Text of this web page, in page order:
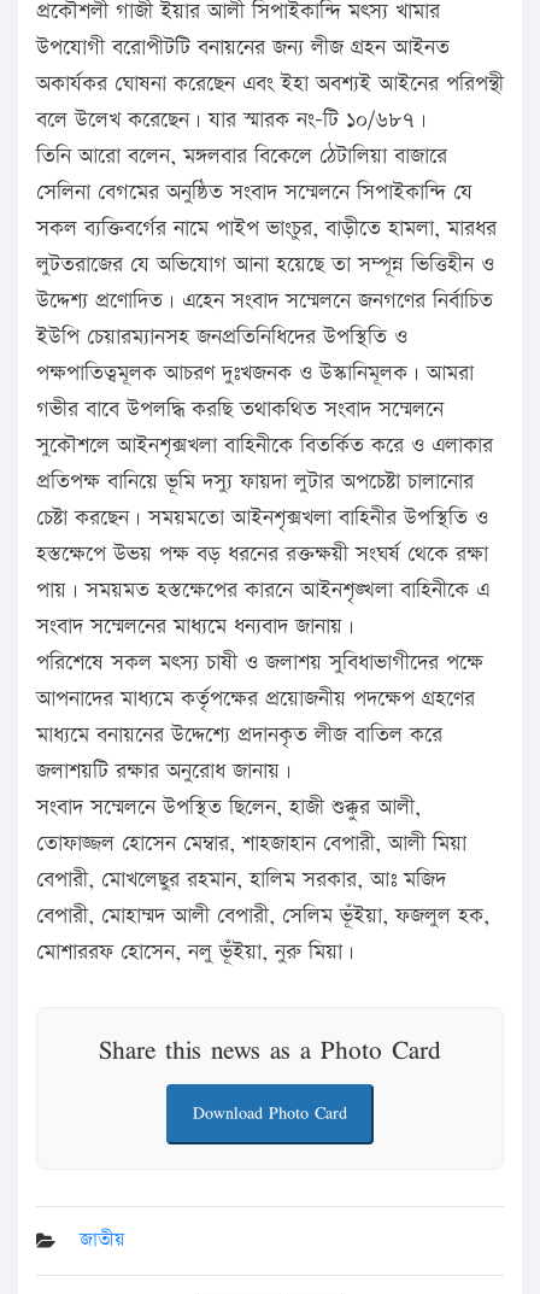
প্রকৌশলী গাজী ইয়ার আলী সিপাইকান্দি মৎস্য খামার
উপযোগী বরোপীটটি বনায়নের জন্য লীজ গ্রহন আইনত
অকার্যকর ঘোষনা করেছেন এবং ইহা অবশ্যই আইনের পরিপন্থী
বলে উলে­খ করেছেন। যার স্মারক নং-টি ১০/৬৮৭।
তিনি আরো বলেন, মঙ্গলবার বিকেলে ঠেটালিয়া বাজারে
সেলিনা বেগমের অনুষ্ঠিত সংবাদ সম্মেলনে সিপাইকান্দি যে
সকল ব্যক্তিবর্গের নামে পাইপ ভাংচুর, বাড়ীতে হামলা, মারধর
লুটতরাজের যে অভিযোগ আনা হয়েছে তা সম্পূন্ন ভিত্তিহীন ও
উদ্দেশ্য প্রণোদিত। এহেন সংবাদ সম্মেলনে জনগণের নির্বাচিত
ইউপি চেয়ারম্যানসহ জনপ্রতিনিধিদের উপস্থিতি ও
পক্ষপাতিত্বমূলক আচরণ দুঃখজনক ও উস্কানিমূলক। আমরা
গভীর বাবে উপলদ্ধি করছি তথাকথিত সংবাদ সম্মেলনে
সুকৌশলে আইনশৃক্সখলা বাহিনীকে বিতর্কিত করে ও এলাকার
প্রতিপক্ষ বানিয়ে ভূমি দস্যু ফায়দা লুটার অপচেষ্টা চালানোর
চেষ্টা করছেন। সময়মতো আইনশৃক্সখলা বাহিনীর উপস্থিতি ও
হস্তক্ষেপে উভয় পক্ষ বড় ধরনের রক্তক্ষয়ী সংঘর্ষ থেকে রক্ষা
পায়। সময়মত হস্তক্ষেপের কারনে আইনশৃঙ্খলা বাহিনীকে এ
সংবাদ সম্মেলনের মাধ্যমে ধন্যবাদ জানায়।
পরিশেষে সকল মৎস্য চাষী ও জলাশয় সুবিধাভাগীদের পক্ষে
আপনাদের মাধ্যমে কর্তৃপক্ষের প্রয়োজনীয় পদক্ষেপ গ্রহণের
মাধ্যমে বনায়নের উদ্দেশ্যে প্রদানকৃত লীজ বাতিল করে
জলাশয়টি রক্ষার অনুরোধ জানায়।
সংবাদ সম্মেলনে উপস্থিত ছিলেন, হাজী শুক্কুর আলী,
তোফাজ্জল হোসেন মেম্বার, শাহজাহান বেপারী, আলী মিয়া
বেপারী, মোখলেছুর রহমান, হালিম সরকার, আঃ মজিদ
বেপারী, মোহাম্মদ আলী বেপারী, সেলিম ভূঁইয়া, ফজলুল হক,
মোশাররফ হোসেন, নলু ভূঁইয়া, নুরু মিয়া।
Share this news as a Photo Card
Download Photo Card
জাতীয়